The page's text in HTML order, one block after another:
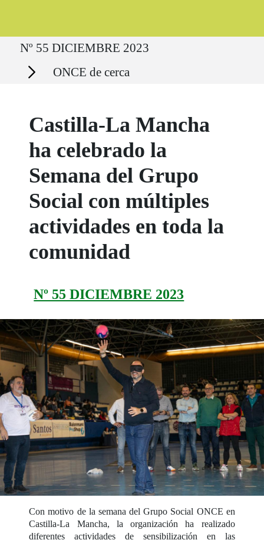
Ruta del sitio
Nº 55 DICIEMBRE 2023
Secciones ONCE de cerca
Castilla-La Mancha
ha celebrado la
Semana del Grupo
Social con múltiples
actividades en toda la
comunidad
Nº 55 DICIEMBRE 2023
Con motivo de la semana del Grupo Social ONCE en
Castilla-La Mancha, la organización ha realizado
diferentes actividades de sensibilización en las